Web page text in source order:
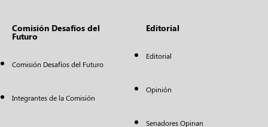
Comisión Desafíos del
Futuro
Comisión Desafíos del Futuro
Integrantes de la Comisión
Editorial
Editorial
Opinión
Senadores Opinan